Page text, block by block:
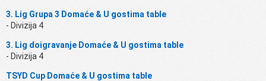
3. Lig Grupa 3 Domaće & U gostima table
- Divizija 4
3. Lig doigravanje Domaće & U gostima table
- Divizija 4
TSYD Cup Domaće & U gostima table